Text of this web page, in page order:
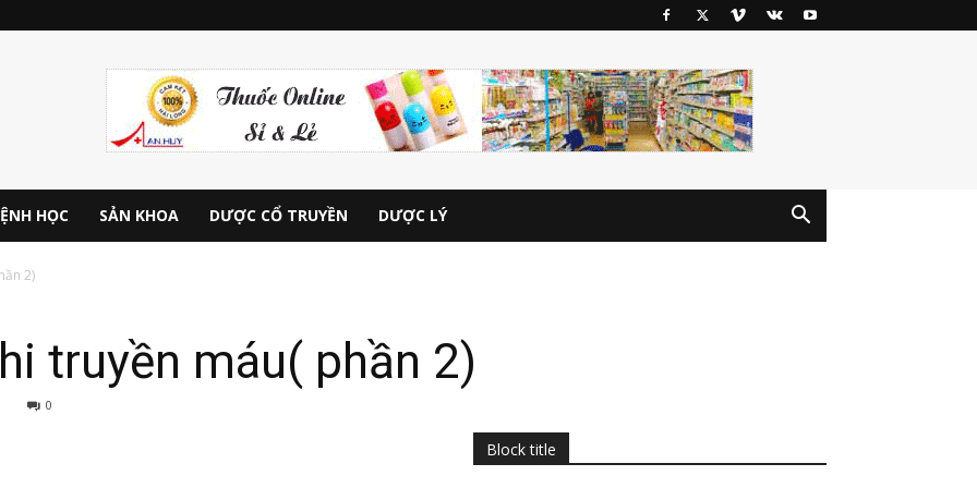
HỌC SẢN KHOA DƯỢC CỔ TRUYỀN DƯỢC LÝ
2)
truyền máu( phần 2)
0
Block title